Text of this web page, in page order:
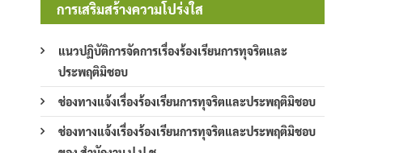
การเสริมสร้างความโปร่งใส
แนวปฏิบัติการจัดการเรื่องร้องเรียนการทุจริตและ
ประพฤติมิชอบ
ช่องทางแจ้งเรื่องร้องเรียนการทุจริตและประพฤติมิชอบ
ช่องทางแจ้งเรื่องร้องเรียนการทุจริตและประพฤติมิชอบ